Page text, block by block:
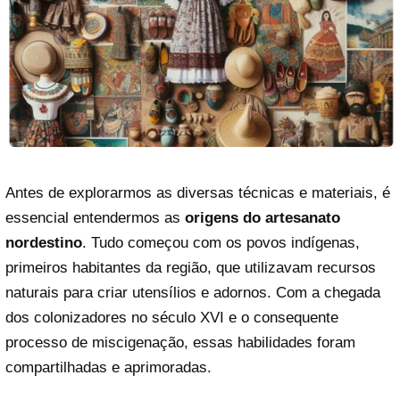
Antes de explorarmos as diversas técnicas e materiais, é
essencial entendermos as origens do artesanato
nordestino. Tudo começou com os povos indígenas,
primeiros habitantes da região, que utilizavam recursos
naturais para criar utensílios e adornos. Com a chegada
dos colonizadores no século XVI e o consequente
processo de miscigenação, essas habilidades foram
compartilhadas e aprimoradas.